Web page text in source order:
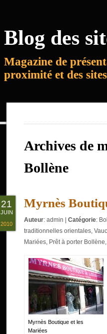
Blog des
Magazine de
proximité et des
Archives de
Bollène
Myrnès
Auteur: admin Catégorie:
traditionnelles orientales,
Mariées, Prêt à porter Bollène,
Myrnès Boutique et les
Mariées
21
JUIN
2010